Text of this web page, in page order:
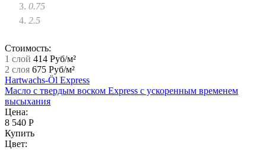
0.75
2.5
Стоимость:
1 слой 414 Руб/м²
2 слоя 675 Руб/м²
Hartwachs-Öl Express
Масло с твердым воском Express с ускоренным временем
высыхания
Цена:
8 540 Р
Купить
Цвет: